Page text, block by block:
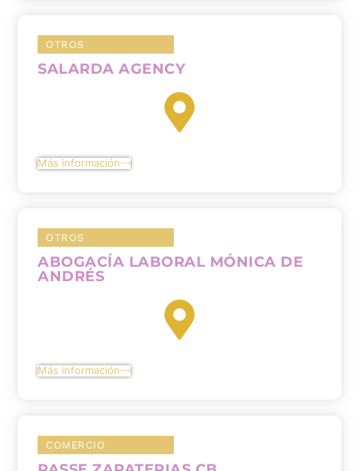
OTROS
SALARDA AGENCY
Más información
OTROS
ABOGACÍA LABORAL MÓNICA DE
ANDRÉS
Más información
COMERCIO